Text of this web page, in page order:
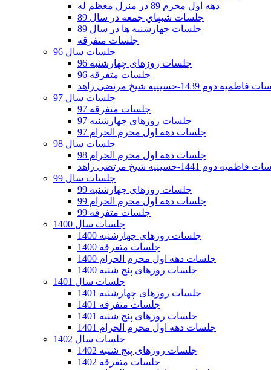
دهه اول محرم 89 در منزل معظم له
جلسات شبهاي جمعه در سال 89
جلسات چهارشنبه ها در سال 89
جلسات متفرقه
جلسات سال 96
جلسات روزهای چهارشنبه 96
جلسات متفرقه 96
دوم 1439-حسینیه شیخ مرتضی زاهد
جلسات سال 97
جلسات متفرقه 97
جلسات روزهای چهارشنبه 97
جلسات دهه اول محرم الحرام 97
جلسات سال 98
جلسات دهه اول محرم الحرام 98
دوم 1441-حسینیه شیخ مرتضی زاهد
جلسات سال 99
جلسات روزهای چهارشنبه 99
جلسات دهه اول محرم الحرام 99
جلسات متفرقه 99
جلسات سال 1400
جلسات روزهای چهارشنبه 1400
جلسات متفرقه 1400
جلسات دهه اول محرم الحرام 1400
جلسات روزهای پنج شنبه 1400
جلسات سال 1401
جلسات روزهای چهارشنبه 1401
جلسات متفرقه 1401
جلسات روزهای پنج شنبه 1401
جلسات دهه اول محرم الحرام 1401
جلسات سال 1402
جلسات روزهای پنج شنبه 1402
جلسات متفرقه 1402